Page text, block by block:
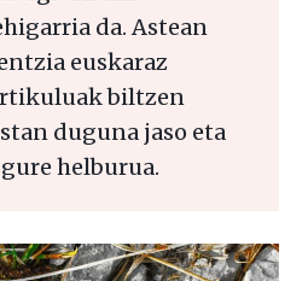
da. Astean
euskaraz
biltzen
duguna jaso eta
helburua.